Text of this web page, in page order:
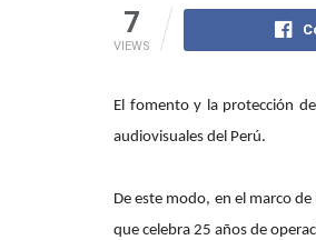
7
VIEWS
El fomento y la protección
audiovisuales del Perú.
De este modo, en el marco
que celebra 25 años de